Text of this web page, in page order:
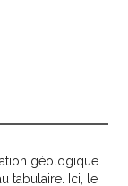
géologique
tabulaire. Ici, le